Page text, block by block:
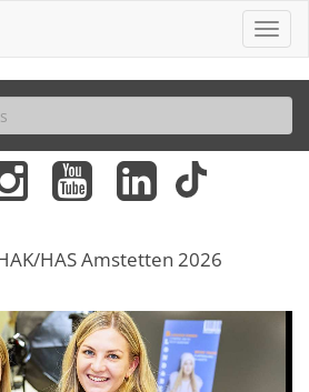
HAS Amstetten 2026